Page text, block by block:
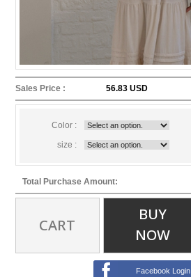
Sales Price : 56.83 USD
Color :
size :
Total Purchase Amount:
CART
BUY
NOW
Facebook Login